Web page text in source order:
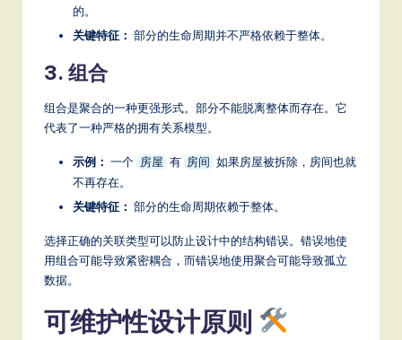
的。
关键特征： 部分的生命周期并不严格依赖于整体。
3. 组合
组合是聚合的一种更强形式。部分不能脱离整体而存在。它
代表了一种严格的拥有关系模型。
示例： 一个 房屋 有 房间 如果房屋被拆除，房间也就
不再存在。
关键特征： 部分的生命周期依赖于整体。
选择正确的关联类型可以防止设计中的结构错误。错误地使
用组合可能导致紧密耦合，而错误地使用聚合可能导致孤立
数据。
可维护性设计原则